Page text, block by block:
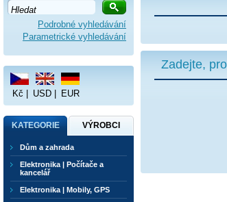
Zadejte,
Podrobné vyhledávání
Parametrické vyhledávání
Kč USD EUR
KATEGORIE VÝROBCI
Dům a zahrada
Elektronika | Počítače a
kancelář
Elektronika | Mobily, GPS